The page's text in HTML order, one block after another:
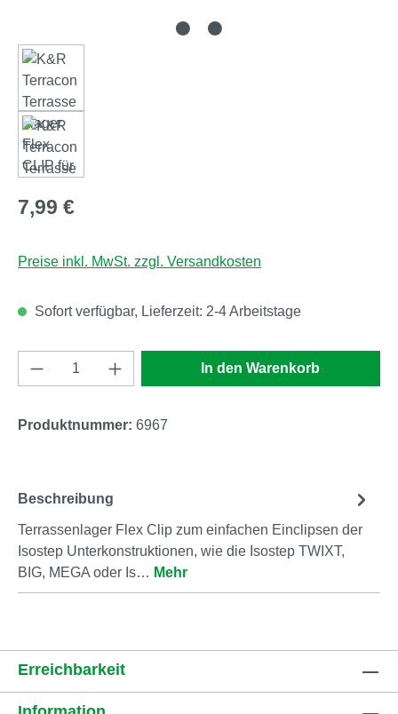
Regulärer Preis:
7,99 €
Preise inkl. MwSt. zzgl. Versandkosten
Sofort verfügbar, Lieferzeit: 2-4 Arbeitstage
Produkt Anzahl: Gib den gewünschten
In den Warenkorb
Produktnummer: 6967
Beschreibung
Terrassenlager Flex Clip zum einfachen Einclipsen der
Isostep Unterkonstruktionen, wie die Isostep TWIXT,
BIG, MEGA oder Is… Mehr
Erreichbarkeit